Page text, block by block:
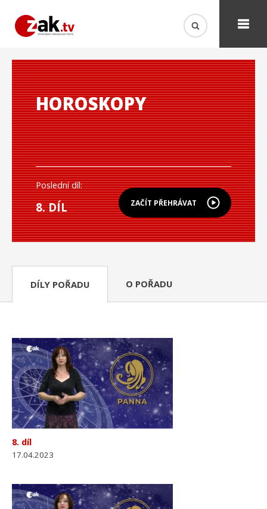
HOROSKOPY
ZAČÍT PŘEHRÁVAT
Poslední díl:
8. DÍL
DÍLY POŘADU O POŘADU
8. díl
17.04.2023